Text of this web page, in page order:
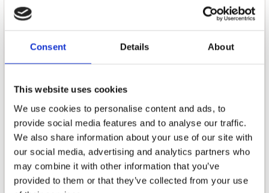
Consent Details About
This website uses cookies
We use cookies to personalise content and ads, to
provide social media features and to analyse our traffic.
We also share information about your use of our site with
our social media, advertising and analytics partners who
may combine it with other information that you’ve
provided to them or that they’ve collected from your use
Plato & Concerto Exclusive in NL. Groen Glow in the
collection of stories, and the concept of album-as-mythos
binds them. ‘The Pyre’ itself is an allegorical place in
destruction but also regeneration, passion and light.
“The songs are character driven but still deeply personal,
a commonplace life event pushed to pathological
extreme. Being ghosted becomes a Western dance with a
killer, and heartbreak laughs into the face of the
apocalypse. Lyrics invoke rifles, scythes, sailors, saints,
cowboys, floods, Mother Earth, Joan of Arc, and blazing